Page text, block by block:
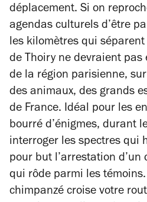
déplacement. Si on
agendas culturels d’être
les kilomètres qui
de Thoiry ne devraient
de la région parisienne,
des animaux, des grands
de France. Idéal pour les
bourré d’énigmes, durant
interroger les spectres qui
pour but l’arrestation
qui rôde parmi les
chimpanzé croise votre